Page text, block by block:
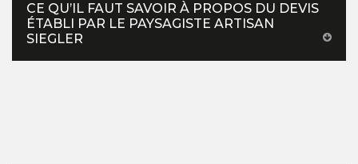
CE QU’IL FAUT SAVOIR À PROPOS DU DEVIS
ÉTABLI PAR LE PAYSAGISTE ARTISAN
SIEGLER